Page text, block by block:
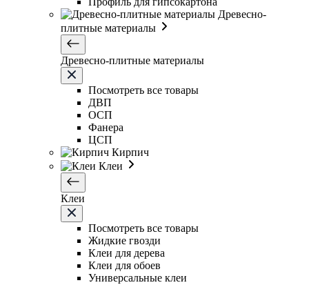
Древесно-
плитные материалы
Древесно-плитные материалы
Посмотреть все товары
ДВП
ОСП
Фанера
ЦСП
Кирпич
Клеи
Клеи
Посмотреть все товары
Жидкие гвозди
Клеи для дерева
Клеи для обоев
Универсальные клеи